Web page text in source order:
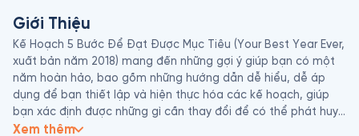
Giới Thiệu
Kế Hoạch 5 Bước Để Đạt Được Mục Tiêu (Your Best Year Ever,
xuất bản năm 2018) mang đến những gợi ý giúp bạn có một
năm hoàn hảo, bao gồm những hướng dẫn dễ hiểu, dễ áp
dụng để bạn thiết lập và hiện thực hóa các kế hoạch, giúp
bạn xác định được những gì cần thay đổi để có thể phát huy
hết tiềm năng của mình cũng như những chướng ngại cần
Xem thêm